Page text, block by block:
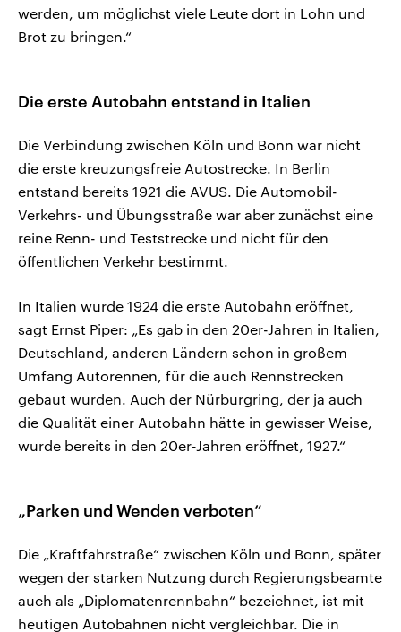
werden, um möglichst viele Leute dort in Lohn und
Brot zu bringen.“
Die erste Autobahn entstand in Italien
Die Verbindung zwischen Köln und Bonn war nicht
die erste kreuzungsfreie Autostrecke. In Berlin
entstand bereits 1921 die AVUS. Die Automobil-
Verkehrs- und Übungsstraße war aber zunächst eine
reine Renn- und Teststrecke und nicht für den
öffentlichen Verkehr bestimmt.
In Italien wurde 1924 die erste Autobahn eröffnet,
sagt Ernst Piper: „Es gab in den 20er-Jahren in Italien,
Deutschland, anderen Ländern schon in großem
Umfang Autorennen, für die auch Rennstrecken
gebaut wurden. Auch der Nürburgring, der ja auch
die Qualität einer Autobahn hätte in gewisser Weise,
wurde bereits in den 20er-Jahren eröffnet, 1927.“
„Parken und Wenden verboten“
Die „Kraftfahrstraße“ zwischen Köln und Bonn, später
wegen der starken Nutzung durch Regierungsbeamte
auch als „Diplomatenrennbahn“ bezeichnet, ist mit
heutigen Autobahnen nicht vergleichbar. Die in